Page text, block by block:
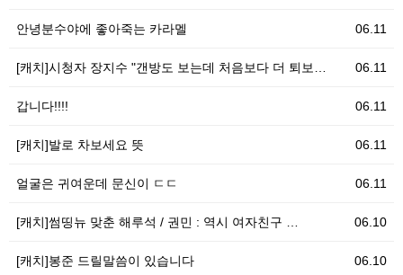
06.11
안녕분수야에 좋아죽는 카라멜
06.11
[캐치]시청자 장지수 "갠방도 보는데 처음보다 더 퇴보…
06.11
갑니다!!!!
06.11
[캐치]발로 차보세요 뜻
06.11
얼굴은 귀여운데 문신이 ㄷㄷ
06.10
[캐치]썸띵뉴 맞춘 해루석 / 권민 : 역시 여자친구 …
06.10
[캐치]봉준 드릴말씀이 있습니다